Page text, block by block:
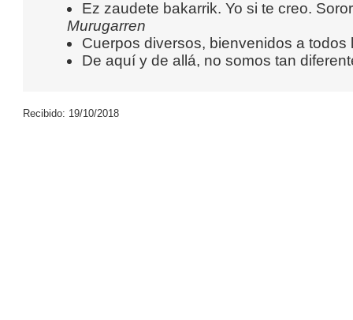
Ez zaudete bakarrik. Yo si te creo.
Murugarren
Cuerpos diversos, bienvenidos a todos
De aquí y de allá, no somos tan
Recibido: 19/10/2018